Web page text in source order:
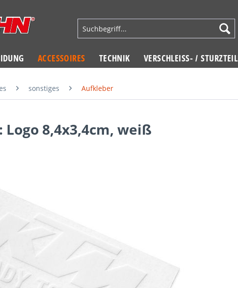
ACCESSOIRES TECHNIK VERSCHLEISS- / STURZTEILE
sonstiges Aufkleber
8,4x3,4cm, weiß